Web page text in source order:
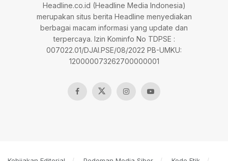
Headline.co.id (Headline Media Indonesia)
merupakan situs berita Headline menyediakan
berbagai macam informasi yang update dan
terpercaya. Izin Kominfo No TDPSE :
007022.01/DJAI.PSE/08/2022 PB-UMKU:
120000073262700000001